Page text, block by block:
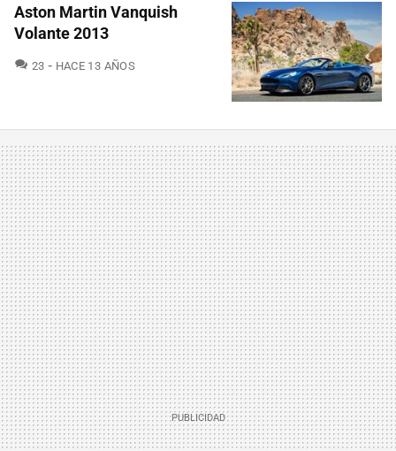
Aston Martin Vanquish
Volante 2013
23 COMENTARIOS
HACE 13 AÑOS